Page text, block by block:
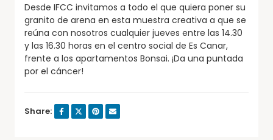
Desde IFCC invitamos a todo el que quiera poner su
granito de arena en esta muestra creativa a que se
reúna con nosotros cualquier jueves entre las 14.30
y las 16.30 horas en el centro social de Es Canar,
frente a los apartamentos Bonsai. ¡Da una puntada
por el cáncer!
Share: